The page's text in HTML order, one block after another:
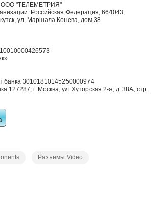
ООО "ТЕЛЕМЕТРИЯ"
Российская Федерация, 664043,
ул. Маршала Конева, дом 38
банка 30101810145250000974
127287, г. Москва, ул. Хуторская 2-я, д. 38А, стр.
Разъемы Video